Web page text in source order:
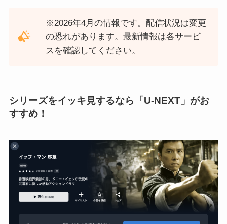
※2026年4月の情報です。配信状況は変更
の恐れがあります。最新情報は各サービ
スを確認してください。
シリーズをイッキ見するなら「U-NEXT」がお
すすめ！